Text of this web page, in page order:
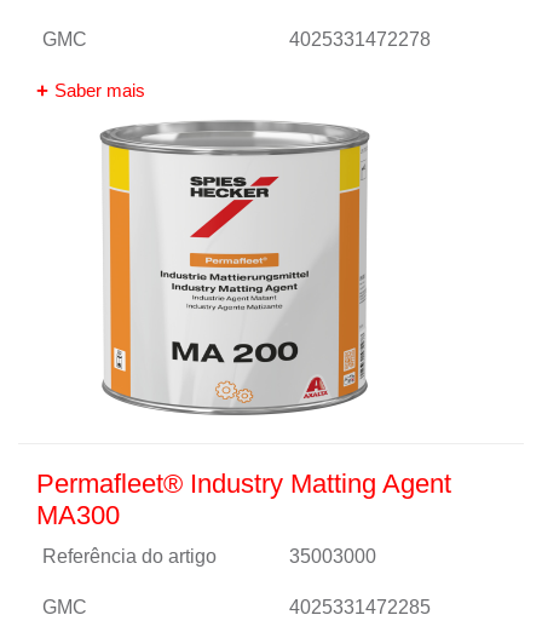
GMC 4025331472278
Saber mais
Permafleet® Industry Matting Agent
MA300
Referência do artigo 35003000
GMC 4025331472285